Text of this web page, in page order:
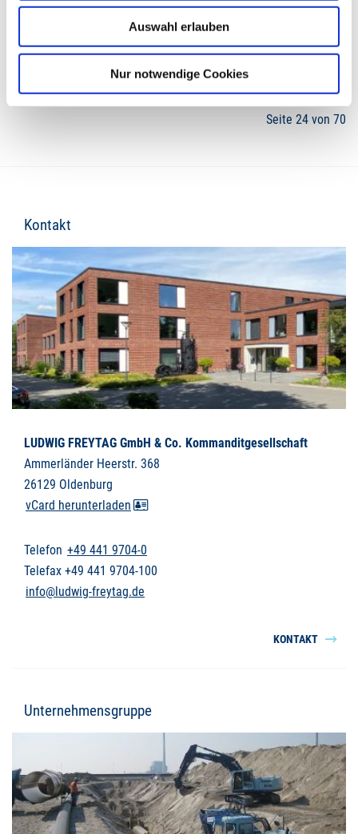
Auswahl erlauben
Nur notwendige Cookies
24 25 26
Seite 24 von 70
Kontakt
LUDWIG FREYTAG GmbH & Co. Kommanditgesellschaft
Ammerländer Heerstr. 368
26129 Oldenburg
vCard herunterladen
Telefon +49 441 9704-0
Telefax +49 441 9704-100
info@ludwig-freytag.de
KONTAKT
Unternehmensgruppe